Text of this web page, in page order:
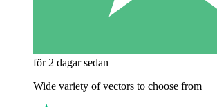
för 2 dagar sedan
Wide variety of vectors to choose from